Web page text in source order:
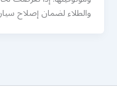
والطلاء لضمان إصلاح